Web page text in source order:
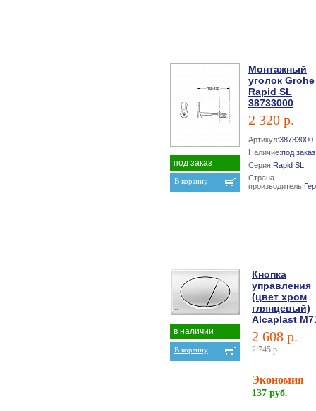
под заказ
В корзину
Монтажный
уголок Grohe
Rapid SL
38733000
2 320 р.
Артикул:38733000
Наличие:под заказ
Серия:Rapid SL
Страна
производитель:
в наличии
В корзину
Кнопка
управления
(цвет хром
глянцевый)
Alcaplast
2 608 р.
2 745 р.
Экономия
137 руб.